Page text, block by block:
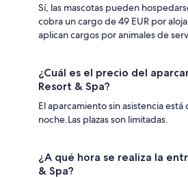
Sí, las mascotas pueden
cobra un cargo de 49 EUR por
aplican cargos por animales de
¿Cuál es el precio del
Resort & Spa?
El aparcamiento sin asistencia
noche.Las plazas son limitadas.
¿A qué hora se realiza la
& Spa?